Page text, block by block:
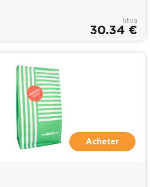
htva
30.34 €
Acheter